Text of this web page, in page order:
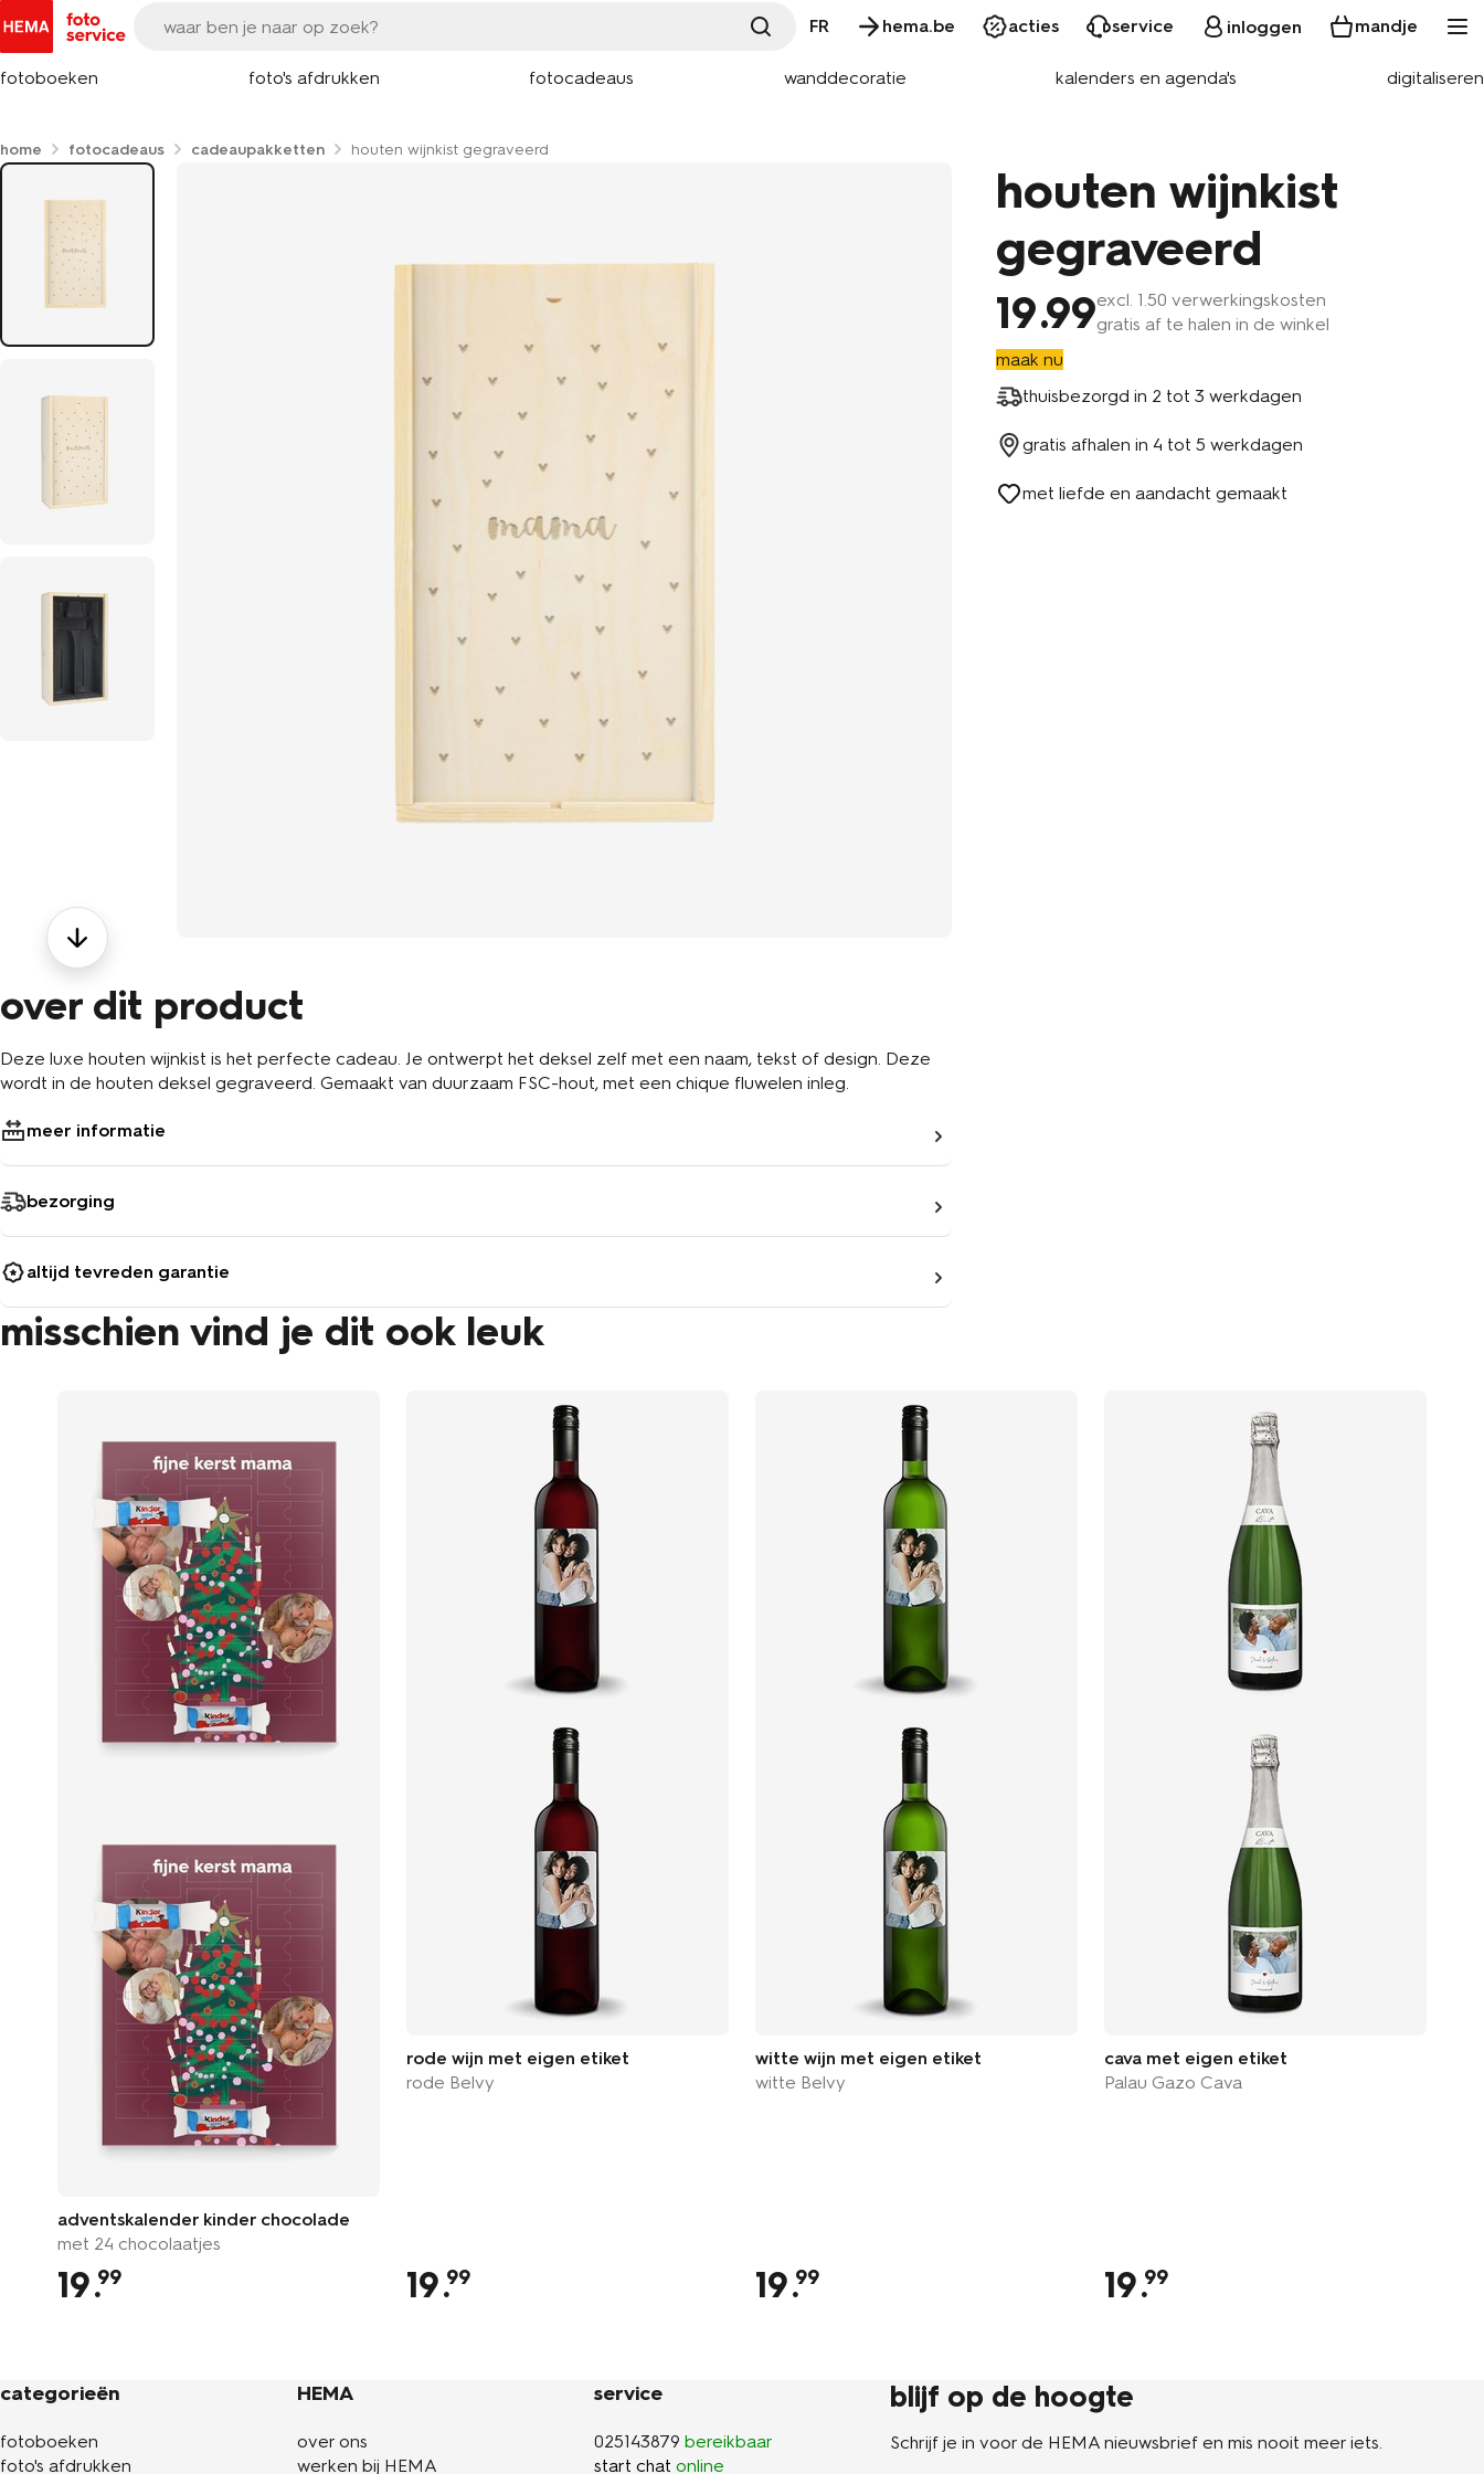
FR hema.be acties service inloggen mandje
fotoboeken foto's afdrukken fotocadeaus wanddecoratie kalenders en agenda's digitaliseren
home fotocadeaus cadeaupakketten houten wijnkist gegraveerd
houten wijnkist
gegraveerd
19.99excl. 1.50 verwerkingskosten
gratis af te halen in de winkel
maak nu
thuisbezorgd in 2 tot 3 werkdagen
gratis afhalen in 4 tot 5 werkdagen
met liefde en aandacht gemaakt
over dit product
Deze luxe houten wijnkist is het perfecte cadeau. Je ontwerpt het deksel zelf met een naam, tekst of design. Deze
wordt in de houten deksel gegraveerd. Gemaakt van duurzaam FSC-hout, met een chique fluwelen inleg.
meer informatie
bezorging
altijd tevreden garantie
misschien vind je dit ook leuk
adventskalender kinder chocolade
met 24 chocolaatjes
19.99
rode wijn met eigen etiket
rode Belvy
19.99
witte wijn met eigen etiket
witte Belvy
19.99
cava met eigen etiket
Palau Gazo Cava
19.99
categorieën
fotoboeken
foto's afdrukken
HEMA
over ons
werken bij HEMA
service
025143879 bereikbaar
start chat online
blijf op de hoogte
Schrijf je in voor de HEMA nieuwsbrief en mis nooit meer iets.